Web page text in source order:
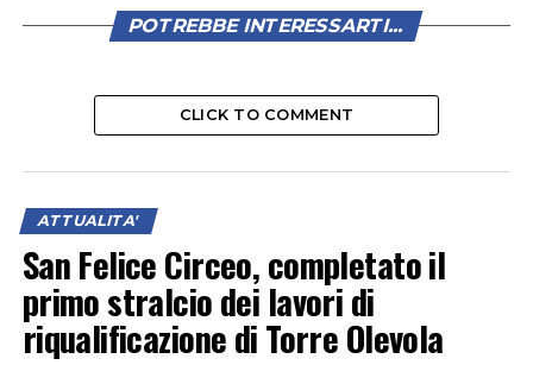
POTREBBE INTERESSARTI...
CLICK TO COMMENT
ATTUALITA'
San Felice Circeo, completato il
primo stralcio dei lavori di
riqualificazione di Torre Olevola